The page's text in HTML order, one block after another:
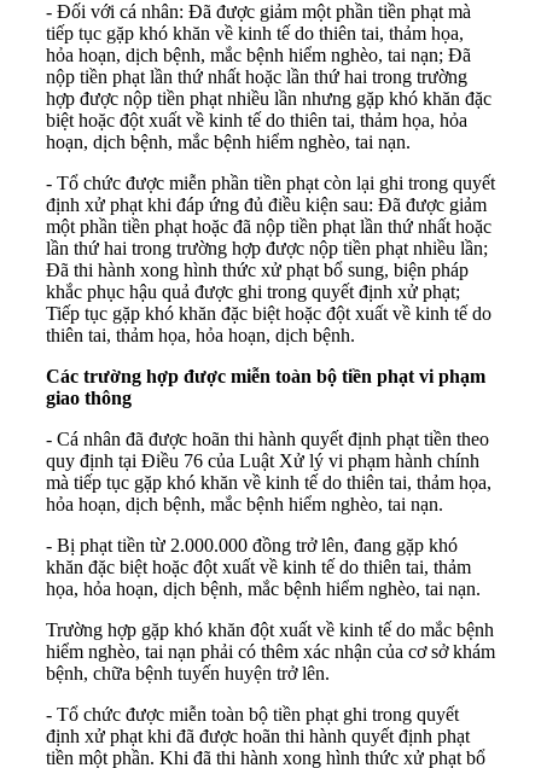
- Đối với cá nhân: Đã được giảm một phần tiền phạt mà
tiếp tục gặp khó khăn về kinh tế do thiên tai, thảm họa,
hỏa hoạn, dịch bệnh, mắc bệnh hiểm nghèo, tai nạn; Đã
nộp tiền phạt lần thứ nhất hoặc lần thứ hai trong trường
hợp được nộp tiền phạt nhiều lần nhưng gặp khó khăn đặc
biệt hoặc đột xuất về kinh tế do thiên tai, thảm họa, hỏa
hoạn, dịch bệnh, mắc bệnh hiểm nghèo, tai nạn.
- Tổ chức được miễn phần tiền phạt còn lại ghi trong quyết
định xử phạt khi đáp ứng đủ điều kiện sau: Đã được giảm
một phần tiền phạt hoặc đã nộp tiền phạt lần thứ nhất hoặc
lần thứ hai trong trường hợp được nộp tiền phạt nhiều lần;
Đã thi hành xong hình thức xử phạt bổ sung, biện pháp
khắc phục hậu quả được ghi trong quyết định xử phạt;
Tiếp tục gặp khó khăn đặc biệt hoặc đột xuất về kinh tế do
thiên tai, thảm họa, hỏa hoạn, dịch bệnh.
Các trường hợp được miễn toàn bộ tiền phạt vi phạm
giao thông
- Cá nhân đã được hoãn thi hành quyết định phạt tiền theo
quy định tại Điều 76 của Luật Xử lý vi phạm hành chính
mà tiếp tục gặp khó khăn về kinh tế do thiên tai, thảm họa,
hỏa hoạn, dịch bệnh, mắc bệnh hiểm nghèo, tai nạn.
- Bị phạt tiền từ 2.000.000 đồng trở lên, đang gặp khó
khăn đặc biệt hoặc đột xuất về kinh tế do thiên tai, thảm
họa, hỏa hoạn, dịch bệnh, mắc bệnh hiểm nghèo, tai nạn.
Trường hợp gặp khó khăn đột xuất về kinh tế do mắc bệnh
hiểm nghèo, tai nạn phải có thêm xác nhận của cơ sở khám
bệnh, chữa bệnh tuyến huyện trở lên.
- Tổ chức được miễn toàn bộ tiền phạt ghi trong quyết
định xử phạt khi đã được hoãn thi hành quyết định phạt
tiền một phần. Khi đã thi hành xong hình thức xử phạt bổ